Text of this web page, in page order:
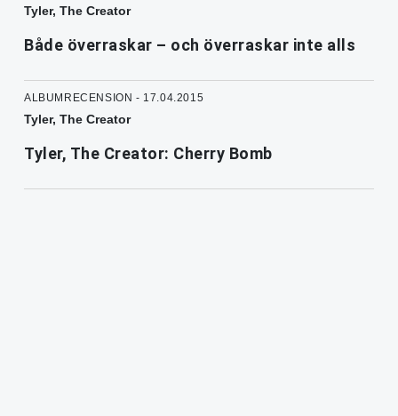
Tyler, The Creator
Både överraskar – och överraskar inte alls
ALBUMRECENSION - 17.04.2015
Tyler, The Creator
Tyler, The Creator: Cherry Bomb